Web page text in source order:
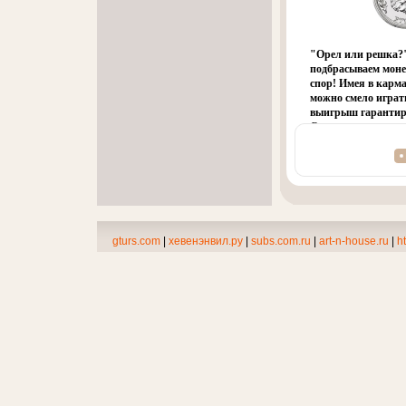
Производитель:
Материал:
упаковки: 10,5 см
"Орел или
подбрасываем
спор! Имея в
можно смело
выигрыш
Секрет в том,
придется по
металл Диаметр
gturs.com хевенэнвил.ру subs.com.ru art-n-house.ru